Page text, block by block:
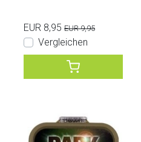
EUR 8,95 EUR 9,95
Vergleichen